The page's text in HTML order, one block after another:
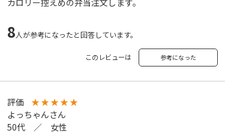
カロリー控えめの弁当注文します。
8人が参考になったと回答しています。
このレビューは 参考になった
評価 ★★★★★
よっちゃんさん
50代 ／ 女性